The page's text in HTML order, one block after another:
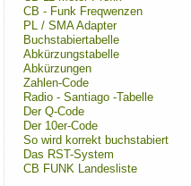
CB - Funk Freqwenzen
PL / SMA Adapter
Buchstabiertabelle
Abkürzungstabelle
Abkürzungen
Zahlen-Code
Radio - Santiago -Tabelle
Der Q-Code
Der 10er-Code
So wird korrekt buchstabiert
Das RST-System
CB FUNK Landesliste